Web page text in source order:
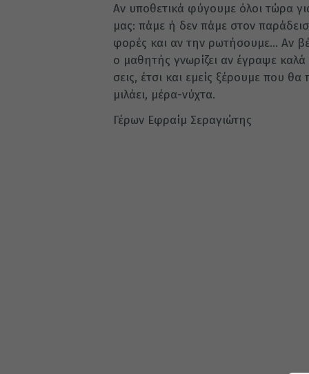
Αν υπο­θε­τι­κά φύ­γου­με όλοι τώρα
μας: πάμε ή δεν πάμε στον
φο­ρές και αν την ρω­τή­σου­με… Αν
ο μα­θη­τής γνω­ρί­ζει αν έγρα­ψε
σεις, έτσι και εμείς ξέ­ρου­με που
μι­λά­ει, μέρα-νύ­χτα.
Γέρων Εφραίμ Σεραγιώτης